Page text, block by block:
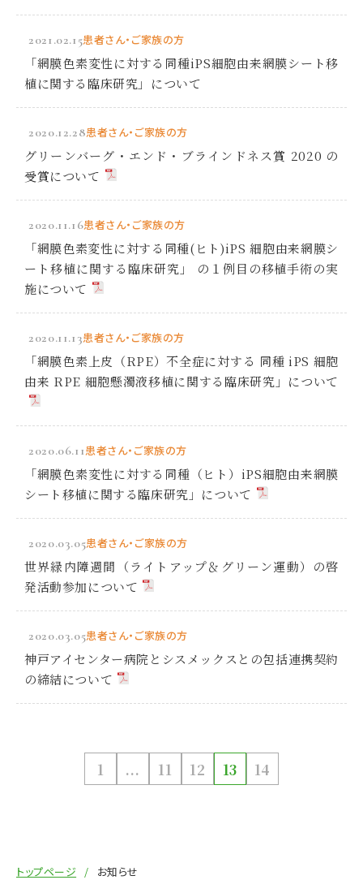
2021.02.15患者さん・ご家族の方
「網膜色素変性に対する同種iPS細胞由来網膜シート移
植に関する臨床研究」について
2020.12.28患者さん・ご家族の方
グリーンバーグ・エンド・ブラインドネス賞 2020 の
受賞について
2020.11.16患者さん・ご家族の方
「網膜色素変性に対する同種(ヒト)iPS 細胞由来網膜シ
ート移植に関する臨床研究」 の１例目の移植手術の実
施について
2020.11.13患者さん・ご家族の方
「網膜色素上皮（RPE）不全症に対する 同種 iPS 細胞
由来 RPE 細胞懸濁液移植に関する臨床研究」について
2020.06.11患者さん・ご家族の方
「網膜色素変性に対する同種（ヒト）iPS細胞由来網膜
シート移植に関する臨床研究」について
2020.03.05患者さん・ご家族の方
世界緑内障週間（ライトアップ＆グリーン運動）の啓
発活動参加について
2020.03.05患者さん・ご家族の方
神戸アイセンター病院とシスメックスとの包括連携契約
の締結について
1 ... 11 12 13 14
トップページ お知らせ